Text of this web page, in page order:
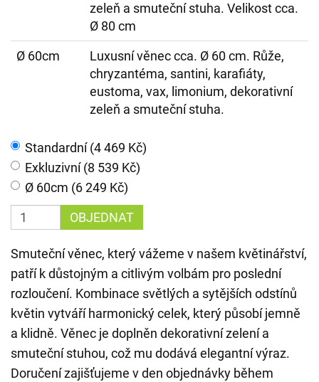
zeleň a smuteční stuha. Velikost cca.
Ø 80 cm
Ø 60cm
Luxusní věnec cca. Ø 60 cm. Růže,
chryzantéma, santini, karafiáty,
eustoma, vax, limonium, dekorativní
zeleň a smuteční stuha.
Standardní (4 469 Kč)
Exkluzivní (8 539 Kč)
Ø 60cm (6 249 Kč)
OBJEDNAT
Smuteční věnec, který vážeme v našem květinářství,
patří k důstojným a citlivým volbám pro poslední
rozloučení. Kombinace světlých a sytějších odstínů
květin vytváří harmonický celek, který působí jemně
a klidně. Věnec je doplněn dekorativní zelení a
smuteční stuhou, což mu dodává elegantní výraz.
Doručení zajišťujeme v den objednávky během